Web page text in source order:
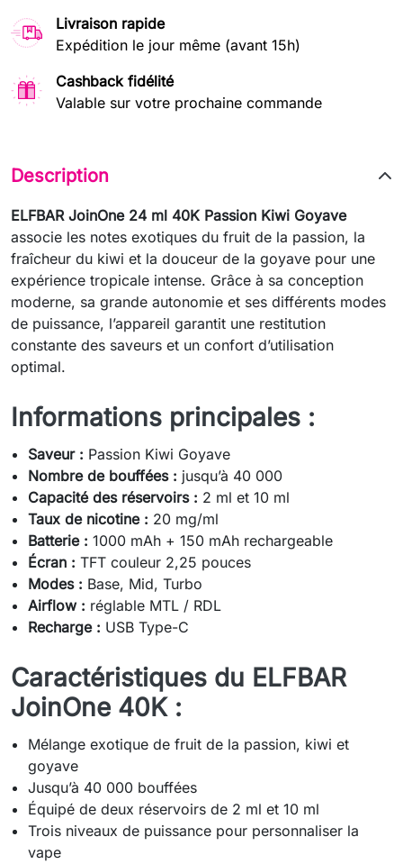
Livraison rapide
Expédition le jour même (avant 15h)
Cashback fidélité
Valable sur votre prochaine commande
Description
ELFBAR JoinOne 24 ml 40K Passion Kiwi Goyave
associe les notes exotiques du fruit de la passion, la
fraîcheur du kiwi et la douceur de la goyave pour une
expérience tropicale intense. Grâce à sa conception
moderne, sa grande autonomie et ses différents modes
de puissance, l’appareil garantit une restitution
constante des saveurs et un confort d’utilisation
optimal.
Informations principales :
Saveur : Passion Kiwi Goyave
Nombre de bouffées : jusqu’à 40 000
Capacité des réservoirs : 2 ml et 10 ml
Taux de nicotine : 20 mg/ml
Batterie : 1000 mAh + 150 mAh rechargeable
Écran : TFT couleur 2,25 pouces
Modes : Base, Mid, Turbo
Airflow : réglable MTL / RDL
Recharge : USB Type-C
Caractéristiques du ELFBAR
JoinOne 40K :
Mélange exotique de fruit de la passion, kiwi et
goyave
Jusqu’à 40 000 bouffées
Équipé de deux réservoirs de 2 ml et 10 ml
Trois niveaux de puissance pour personnaliser la
vape